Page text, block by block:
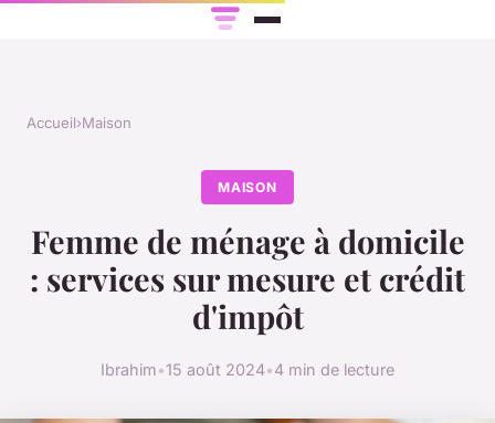
Accueil›Maison
MAISON
Femme de ménage à domicile
: services sur mesure et crédit
d'impôt
Ibrahim•15 août 2024•4 min de lecture